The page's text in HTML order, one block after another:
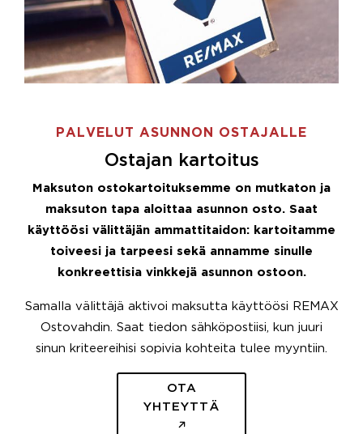
PALVELUT ASUNNON OSTAJALLE
Ostajan kartoitus
Maksuton ostokartoituksemme on mutkaton ja
maksuton tapa aloittaa asunnon osto. Saat
käyttöösi välittäjän ammattitaidon: kartoitamme
toiveesi ja tarpeesi sekä annamme sinulle
konkreettisia vinkkejä asunnon ostoon.
Samalla välittäjä aktivoi maksutta käyttöösi REMAX
Ostovahdin. Saat tiedon sähköpostiisi, kun juuri
sinun kriteereihisi sopivia kohteita tulee myyntiin.
OTA
YHTEYTTÄ